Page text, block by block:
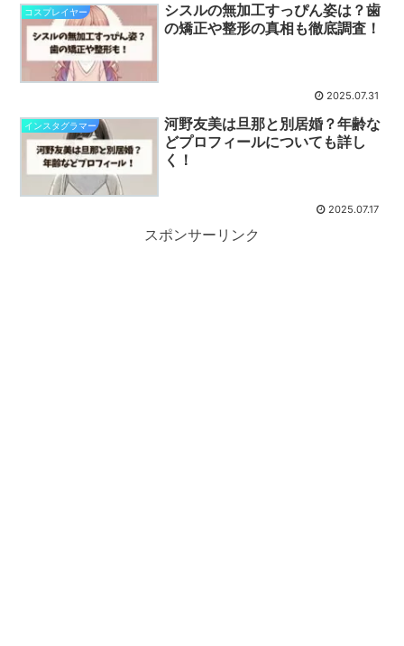
コスプレイヤー
シスルの無加工すっぴん姿は？歯
の矯正や整形の真相も徹底調査！
2025.07.31
インスタグラマー
河野友美は旦那と別居婚？年齢な
どプロフィールについても詳し
く！
2025.07.17
スポンサーリンク